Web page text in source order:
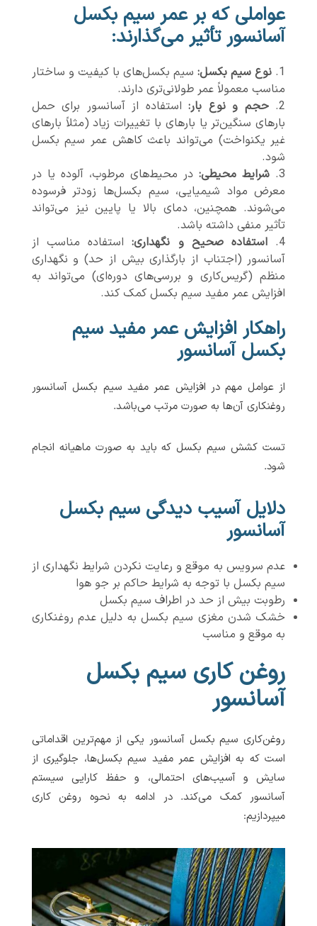
عواملی که بر عمر سیم بکسل
آسانسور تأثیر می‌گذارند:
نوع سیم بکسل:سیم بکسل‌های با کیفیت و ساختار
مناسب معمولاً عمر طولانی‌تری دارند.
حجم و نوع بار:استفاده از آسانسور برای حمل
بارهای سنگین‌تر یا بارهای با تغییرات زیاد (مثلاً بارهای
غیر یکنواخت) می‌تواند باعث کاهش عمر سیم بکسل
شود.
شرایط محیطی:در محیط‌های مرطوب، آلوده یا در
معرض مواد شیمیایی، سیم بکسل‌ها زودتر فرسوده
می‌شوند. همچنین، دمای بالا یا پایین نیز می‌تواند
تأثیر منفی داشته باشد.
استفاده صحیح و نگهداری:استفاده مناسب از
آسانسور (اجتناب از بارگذاری بیش از حد) و نگهداری
منظم (گریس‌کاری و بررسی‌های دوره‌ای) می‌تواند به
افزایش عمر مفید سیم بکسل کمک کند.
راهکار افزایش عمر مفید سیم
بکسل آسانسور
از عوامل مهم در افزایش عمر مفید سیم بکسل آسانسور
روغنکاری آن‌ها به صورت مرتب می‌باشد.
تست کشش سیم بکسل که باید به صورت ماهیانه انجام
شود.
دلایل آسیب دیدگی سیم بکسل
آسانسور
عدم سرویس به موقع و رعایت نکردن شرایط نگهداری از
سیم بکسل با توجه به شرایط حاکم بر جو هوا
رطوبت بیش از حد در اطراف سیم بکسل
خشک شدن مغزی سیم بکسل به دلیل عدم روغنکاری
به موقع و مناسب
روغن کاری سیم بکسل
آسانسور
روغن‌کاری سیم بکسل آسانسور یکی از مهم‌ترین اقداماتی
است که به افزایش عمر مفید سیم بکسل‌ها، جلوگیری از
سایش و آسیب‌های احتمالی، و حفظ کارایی سیستم
آسانسور کمک می‌کند. در ادامه به نحوه روغن کاری
میپردازیم: